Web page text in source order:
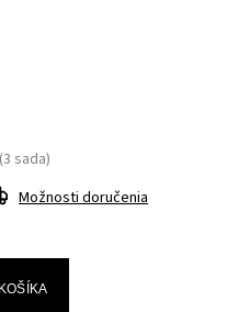
(3 sada)
Možnosti doručenia